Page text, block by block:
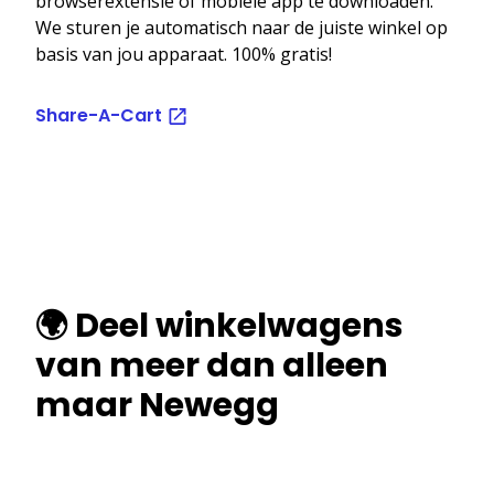
We sturen je automatisch naar de juiste winkel op
basis van jou apparaat. 100% gratis!
Share-A-Cart
🌍 Deel winkelwagens
van meer dan alleen
maar Newegg